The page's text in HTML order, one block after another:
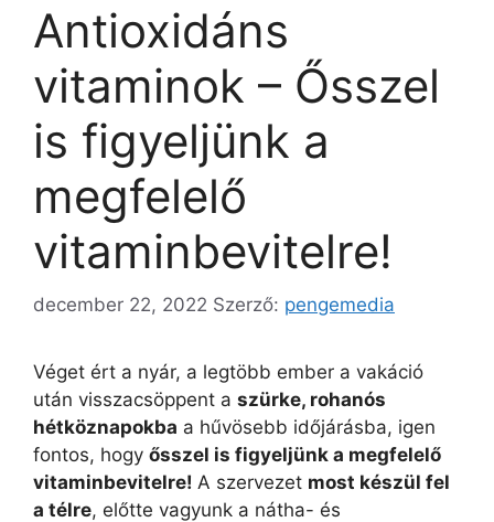
Antioxidáns
vitaminok – Ősszel
is figyeljünk a
megfelelő
vitaminbevitelre!
december 22, 2022 Szerző: pengemedia
Véget ért a nyár, a legtöbb ember a vakáció
után visszacsöppent a szürke, rohanós
hétköznapokba a hűvösebb időjárásba, igen
fontos, hogy ősszel is figyeljünk a megfelelő
vitaminbevitelre! A szervezet most készül fel
a télre, előtte vagyunk a nátha- és